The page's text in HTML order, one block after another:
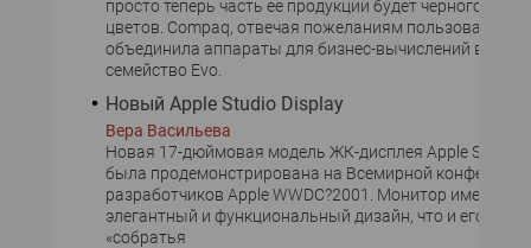
просто теперь часть ее продукции будет черного и
цветов. Compaq, отвечая пожеланиям пользователей,
объединила аппараты для бизнес-вычислений в
семейство Evo.
Новый Apple Studio Display
Вера Васильева
Новая 17-дюймовая модель ЖК-дисплея Apple Studio
была продемонстрирована на Всемирной
разработчиков Apple WWDC?2001. Монитор имеет
элегантный и функциональный дизайн, что и его
«собратья